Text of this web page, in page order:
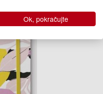
Ok, pokračujte